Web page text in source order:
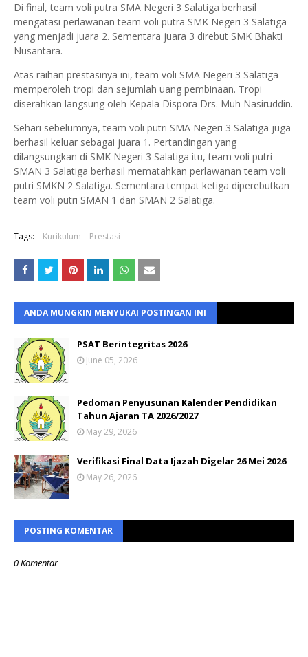
Di final, team voli putra SMA Negeri 3 Salatiga berhasil
mengatasi perlawanan team voli putra SMK Negeri 3 Salatiga
yang menjadi juara 2. Sementara juara 3 direbut SMK Bhakti
Nusantara.
Atas raihan prestasinya ini, team voli SMA Negeri 3 Salatiga
memperoleh tropi dan sejumlah uang pembinaan. Tropi
diserahkan langsung oleh Kepala Dispora Drs. Muh Nasiruddin.
Sehari sebelumnya, team voli putri SMA Negeri 3 Salatiga juga
berhasil keluar sebagai juara 1. Pertandingan yang
dilangsungkan di SMK Negeri 3 Salatiga itu, team voli putri
SMAN 3 Salatiga berhasil mematahkan perlawanan team voli
putri SMKN 2 Salatiga. Sementara tempat ketiga diperebutkan
team voli putri SMAN 1 dan SMAN 2 Salatiga.
Tags: Kurikulum Prestasi
ANDA MUNGKIN MENYUKAI POSTINGAN INI
PSAT Berintegritas 2026
June 05, 2026
Pedoman Penyusunan Kalender Pendidikan
Tahun Ajaran TA 2026/2027
May 29, 2026
Verifikasi Final Data Ijazah Digelar 26 Mei 2026
May 26, 2026
POSTING KOMENTAR
0 Komentar